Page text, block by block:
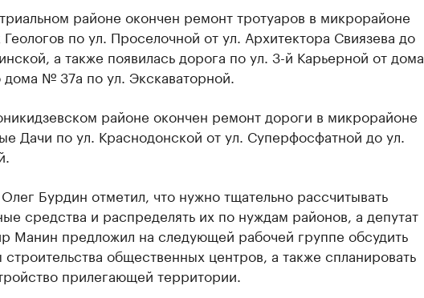
районе окончен ремонт тротуаров в микрорайоне
по ул. Проселочной от ул. Архитектора Свиязева до
а также появилась дорога по ул. 3-й Карьерной от дома
№ 37а по ул. Экскаваторной.
районе окончен ремонт дороги в микрорайоне
Дачи по ул. Краснодонской от ул. Суперфосфатной до ул.
Бурдин отметил, что нужно тщательно рассчитывать
средства и распределять их по нуждам районов, а депутат
Манин предложил на следующей рабочей группе обсудить
общественных центров, а также спланировать
прилегающей территории.